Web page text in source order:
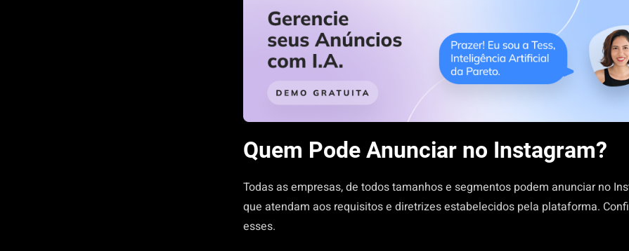
Quem Pode Anunciar no Instagram?
Todas as empresas, de todos tamanhos e segmentos podem anunciar no
que atendam aos requisitos e diretrizes estabelecidos pela plataforma.
esses.